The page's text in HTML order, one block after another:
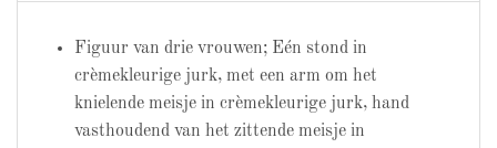
Figuur van drie vrouwen; Eén stond in
crèmekleurige jurk, met een arm om het
knielende meisje in crèmekleurige jurk, hand
vasthoudend van het zittende meisje in